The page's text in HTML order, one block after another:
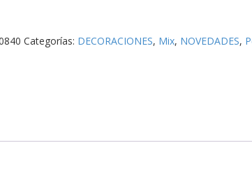
Categorías: DECORACIONES, Mix, NOVEDADES,